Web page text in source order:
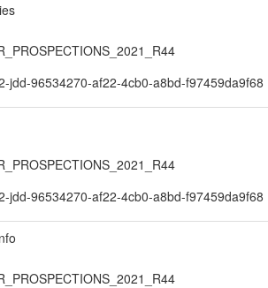
jdd-96534270-af22-4cb0-a8bd-f97459da9f68
jdd-96534270-af22-4cb0-a8bd-f97459da9f68